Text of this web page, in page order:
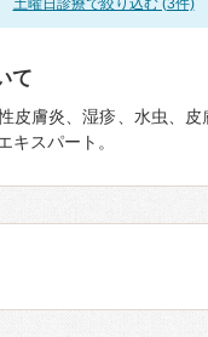
土曜日診療で絞り込む (3件)
て
皮膚炎、湿疹、水虫、
キスパート。